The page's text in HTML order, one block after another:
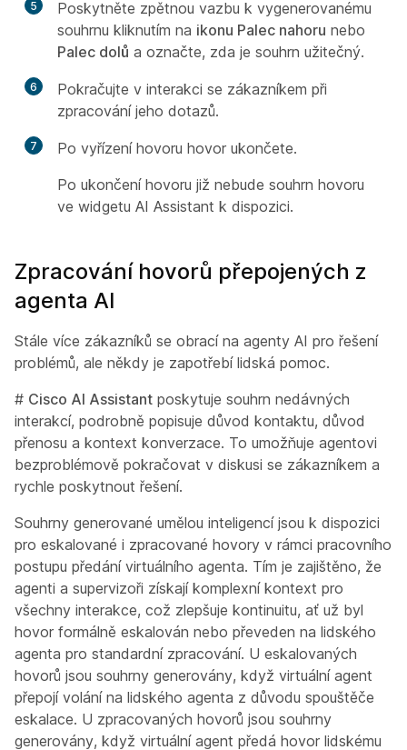
5
Poskytněte zpětnou vazbu k vygenerovanému
souhrnu kliknutím na ikonu Palec nahoru nebo
Palec dolů a označte, zda je souhrn užitečný.
6
Pokračujte v interakci se zákazníkem při
zpracování jeho dotazů.
7
Po vyřízení hovoru hovor ukončete.
Po ukončení hovoru již nebude souhrn hovoru
ve widgetu AI Assistant k dispozici.
Zpracování hovorů přepojených z
agenta AI
Stále více zákazníků se obrací na agenty AI pro řešení
problémů, ale někdy je zapotřebí lidská pomoc.
# Cisco AI Assistant poskytuje souhrn nedávných
interakcí, podrobně popisuje důvod kontaktu, důvod
přenosu a kontext konverzace. To umožňuje agentovi
bezproblémově pokračovat v diskusi se zákazníkem a
rychle poskytnout řešení.
Souhrny generované umělou inteligencí jsou k dispozici
pro eskalované i zpracované hovory v rámci pracovního
postupu předání virtuálního agenta. Tím je zajištěno, že
agenti a supervizoři získají komplexní kontext pro
všechny interakce, což zlepšuje kontinuitu, ať už byl
hovor formálně eskalován nebo převeden na lidského
agenta pro standardní zpracování. U eskalovaných
hovorů jsou souhrny generovány, když virtuální agent
přepojí volání na lidského agenta z důvodu spouštěče
eskalace. U zpracovaných hovorů jsou souhrny
generovány, když virtuální agent předá hovor lidskému